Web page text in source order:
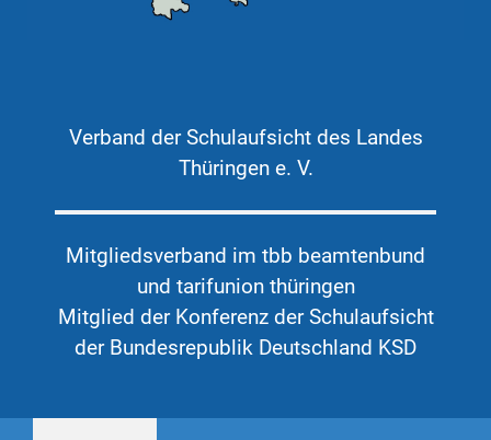
Verband der Schulaufsicht des Landes
Thüringen e. V.
Mitgliedsverband im tbb beamtenbund
und tarifunion thüringen
Mitglied der Konferenz der Schulaufsicht
der Bundesrepublik Deutschland KSD